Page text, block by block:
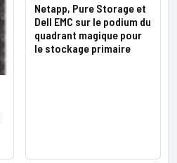
Netapp, Pure Storage et
Dell EMC sur le podium du
quadrant magique pour
le stockage primaire